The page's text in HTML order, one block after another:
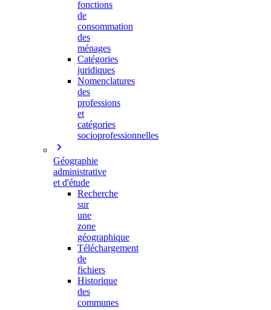
fonctions
de
consommation
des
ménages
Catégories
juridiques
Nomenclatures
des
professions
et
catégories
socioprofessionnelles
Géographie
administrative
et d'étude
Recherche
sur
une
zone
géographique
Téléchargement
de
fichiers
Historique
des
communes